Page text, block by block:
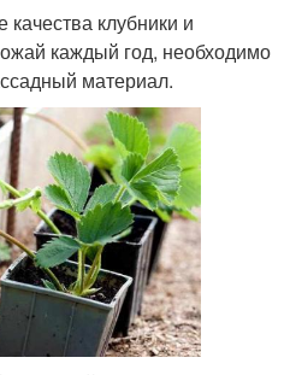
клубники и
каждый год, необходимо
материал.